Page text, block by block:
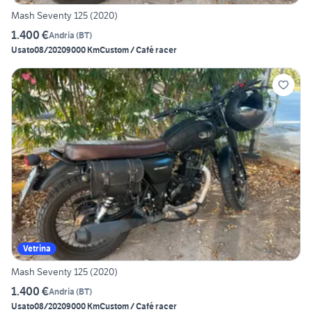
Mash Seventy 125 (2020)
1.400 €Andria (BT)
Usato08/20209000 KmCustom / Café racer
Vetrina
Mash Seventy 125 (2020)
1.400 €Andria (BT)
Usato08/20209000 KmCustom / Café racer